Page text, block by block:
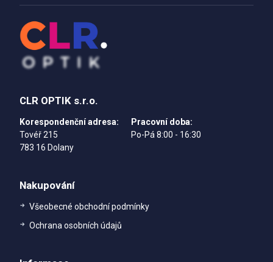
CLR OPTIK s.r.o.
Korespondenční adresa:
Tovéř 215
783 16 Dolany
Pracovní doba:
Po-Pá 8:00 - 16:30
Nakupování
Všeobecné obchodní podmínky
Ochrana osobních údajů